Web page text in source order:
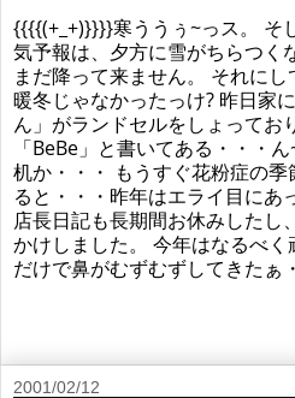
{{{{(+_+)}}}}寒ううぅ~っス。 そ
気予報は、夕方に雪がちらつく
まだ降って来ません。 それに
暖冬じゃなかったっけ? 昨日家
ん」がランドセルをしょってお
「BeBe」と書いてある・・・
机か・・・ もうすぐ花粉症の季
ると・・・昨年はエライ目にあ
店長日記も長期間お休みしたし
かけしました。 今年はなるべ
だけで鼻がむずむずしてきたぁ
2001/02/12